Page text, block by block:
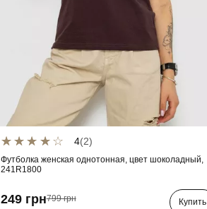
4(2)
Футболка женская однотонная, цвет шоколадный,
241R1800
249 грн799 грн Купить